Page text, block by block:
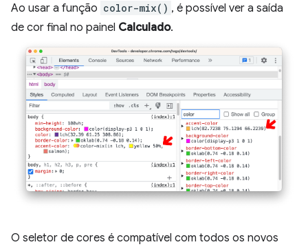
Ao usar a função color-mix() , é possível ver a saída
de cor final no painel Calculado.
O seletor de cores é compatível com todos os novos